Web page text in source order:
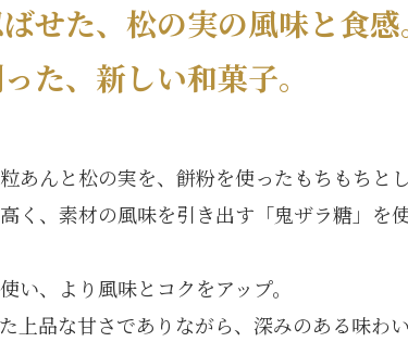
せた、松の実の風味と食感
た、新しい和菓子。
あんと松の実を、餅粉を使ったもちもちと
く、素材の風味を引き出す「鬼ザラ糖」を使
い、より風味とコクをアップ。
上品な甘さでありながら、深みのある味わい